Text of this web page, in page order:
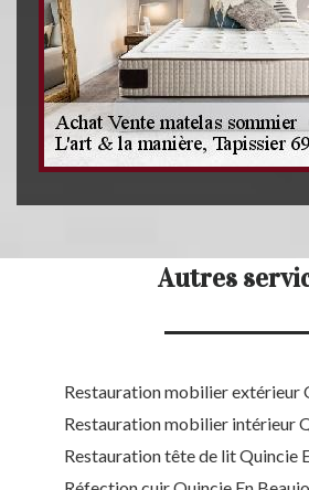
Autres
Restauration mobilier extérieur
Restauration mobilier intérieur
Restauration tête de lit Quincie